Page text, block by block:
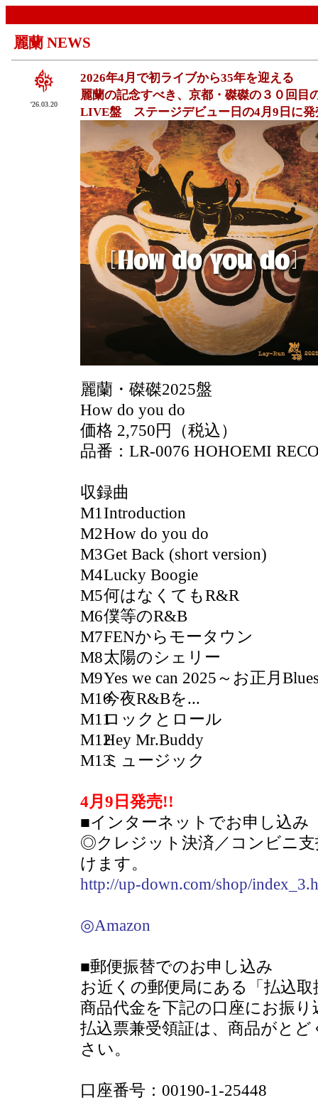
麗蘭 NEWS
'26.03.20
2026年4月で初ライブから35年を迎える
麗蘭の記念すべき、京都・磔磔の３０回目
LIVE盤 ステージデビュー日の4月9日に
麗蘭・磔磔2025盤
How do you do
価格 2,750円（税込）
品番：LR-0076 HOHOEMI
収録曲
M1Introduction
M2How do you do
M3Get Back (short version)
M4Lucky Boogie
M5何はなくてもR&R
M6僕等のR&B
M7FENからモータウン
M8太陽のシェリー
M9Yes we can 2025～お正月
M10今夜R&Bを...
M11ロックとロール
M12Hey Mr.Buddy
M13ミュージック
4月9日発売!!
■インターネットでお申し込み
◎クレジット決済／コンビニ
けます。
http://up-down.com/shop/
◎Amazon
■郵便振替でのお申し込み
お近くの郵便局にある「払込
商品代金を下記の口座にお振
払込票兼受領証は、商品がと
さい。
口座番号：00190-1-25448